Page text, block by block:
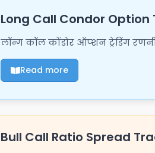
Long Call Condor
लॉन्ग कॉल कोंडोर ऑप्शन ट्रेडिंग
Read more
Bull Call Ratio Spread